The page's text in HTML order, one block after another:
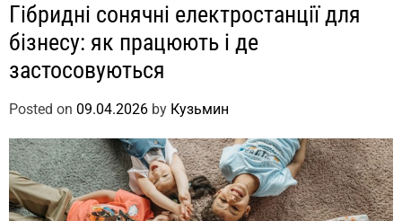
Гібридні сонячні електростанції для
бізнесу: як працюють і де
застосовуються
Posted on 09.04.2026 by Кузьмин